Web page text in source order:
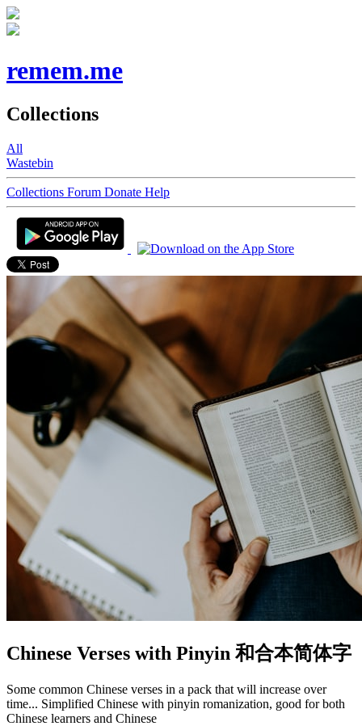
remem.me
Collections
All
Wastebin
Collections Forum Donate Help
Chinese Verses with Pinyin 和合本简体字
Some common Chinese verses in a pack that will increase over
time... Simplified Chinese with pinyin romanization, good for both
Chinese learners and Chinese